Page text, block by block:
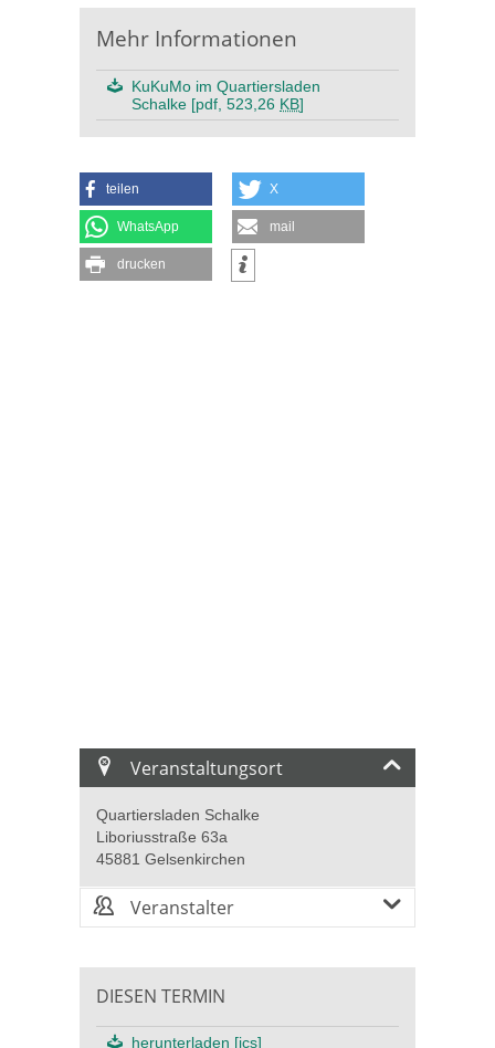
Mehr Informationen
KuKuMo im Quartiersladen
Schalke [pdf, 523,26 KB]
teilen X
WhatsApp mail
drucken
Veranstaltungsort
Quartiersladen Schalke
Liboriusstraße 63a
45881 Gelsenkirchen
Veranstalter
DIESEN TERMIN
herunterladen [ics]